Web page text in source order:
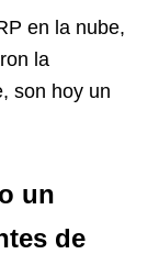
en la nube,
la
son hoy un
un
de